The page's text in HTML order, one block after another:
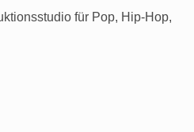
für Pop, Hip-Hop,